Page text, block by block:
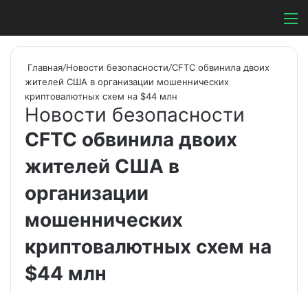
Switch skin
Главная/Новости безопасности/CFTC обвинила двоих
жителей США в организации мошеннических
криптовалютных схем на $44 млн
Новости безопасности
CFTC обвинила двоих
жителей США в
организации
мошеннических
криптовалютных схем на
$44 млн